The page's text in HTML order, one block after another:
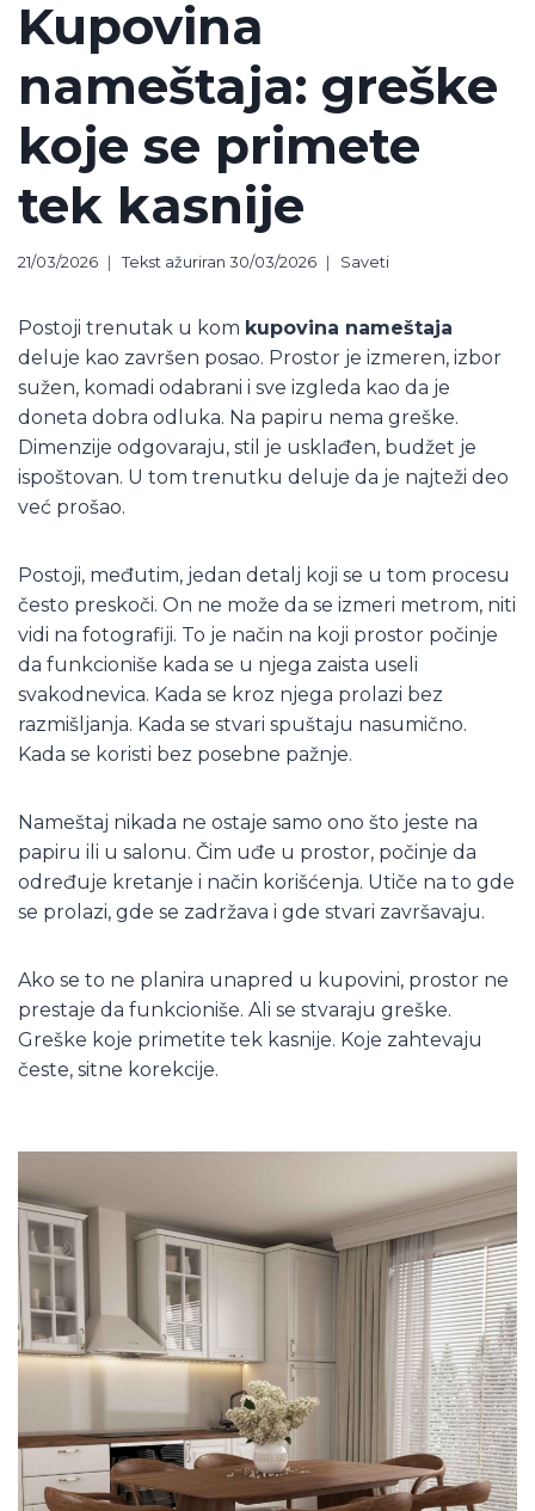
Kupovina
nameštaja: greške
koje se primete
tek kasnije
21/03/2026 Tekst ažuriran 30/03/2026 Saveti
Postoji trenutak u kom kupovina nameštaja
deluje kao završen posao. Prostor je izmeren, izbor
sužen, komadi odabrani i sve izgleda kao da je
doneta dobra odluka. Na papiru nema greške.
Dimenzije odgovaraju, stil je usklađen, budžet je
ispoštovan. U tom trenutku deluje da je najteži deo
već prošao.
Postoji, međutim, jedan detalj koji se u tom procesu
često preskoči. On ne može da se izmeri metrom, niti
vidi na fotografiji. To je način na koji prostor počinje
da funkcioniše kada se u njega zaista useli
svakodnevica. Kada se kroz njega prolazi bez
razmišljanja. Kada se stvari spuštaju nasumično.
Kada se koristi bez posebne pažnje.
Nameštaj nikada ne ostaje samo ono što jeste na
papiru ili u salonu. Čim uđe u prostor, počinje da
određuje kretanje i način korišćenja. Utiče na to gde
se prolazi, gde se zadržava i gde stvari završavaju.
Ako se to ne planira unapred u kupovini, prostor ne
prestaje da funkcioniše. Ali se stvaraju greške.
Greške koje primetite tek kasnije. Koje zahtevaju
česte, sitne korekcije.